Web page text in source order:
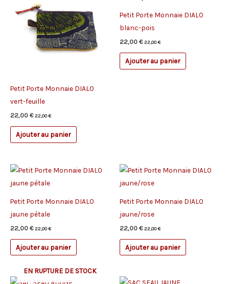
Petit Porte Monnaie DIALO
vert-feuille
22,00 € 22,00€
Ajouter au panier
Petit Porte Monnaie DIALO
blanc-pois
22,00 € 22,00€
Ajouter au panier
Petit Porte Monnaie DIALO
jaune pétale
22,00 € 22,00€
Ajouter au panier
Petit Porte Monnaie DIALO
jaune/rose
22,00 € 22,00€
Ajouter au panier
EN RUPTURE DE STOCK